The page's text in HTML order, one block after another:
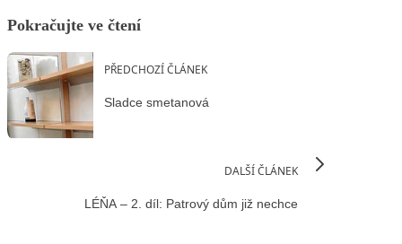
Pokračujte ve čtení
PŘEDCHOZÍ ČLÁNEK
Sladce smetanová
DALŠÍ ČLÁNEK
LÉŇA – 2. díl: Patrový dům již nechce